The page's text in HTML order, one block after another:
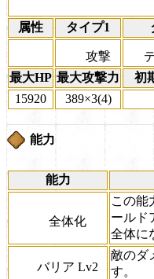
属性 タイプ1
攻撃
最大HP 最大攻撃力
初
15920
389×3(4)
能力
能力
全体化
この能
ールド
全体に
バリア Lv2
敵のダ
す。